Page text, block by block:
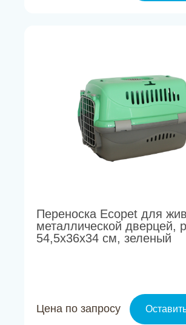
Переноска Ecopet для
металлической дверцей,
54,5х36х34 см, зеленый
Цена по запросу